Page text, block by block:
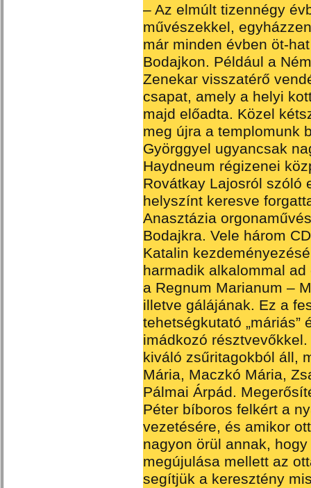
– Az elmúlt tizennégy
művészekkel,
már minden évben öt-
Bodajkon. Például a
Zenekar visszatérő
csapat, amely a helyi
majd előadta. Közel
meg újra a templomunk
Györggyel ugyancsak
Haydneum régizenei
Rovátkay Lajosról szóló
helyszínt keresve
Anasztázia
Bodajkra. Vele három
Katalin
harmadik alkalommal
a Regnum Marianum –
illetve gálájának. Ez a
tehetségkutató „máriás”
imádkozó
kiváló zsűritagokból áll,
Mária, Maczkó Mária,
Pálmai Árpád.
Péter bíboros felkért a
vezetésére, és amikor
nagyon örül annak,
megújulása mellett az
segítjük a keresztény